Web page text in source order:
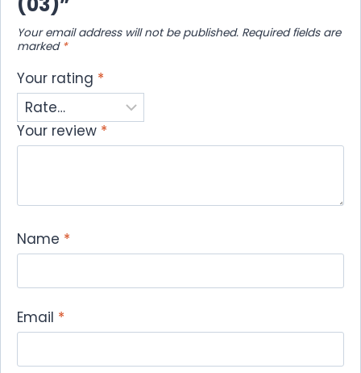
Your email address will not be published. Required fields are
marked *
Your rating *
Your review *
Name *
Email *